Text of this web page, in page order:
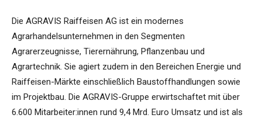
Die AGRAVIS Raiffeisen AG ist ein modernes
Agrarhandelsunternehmen in den Segmenten
Agrarerzeugnisse, Tierernährung, Pflanzenbau und
Agrartechnik. Sie agiert zudem in den Bereichen Energie und
Raiffeisen-Märkte einschließlich Baustoffhandlungen sowie
im Projektbau. Die AGRAVIS-Gruppe erwirtschaftet mit über
6.600 Mitarbeiter:innen rund 9,4 Mrd. Euro Umsatz und ist als